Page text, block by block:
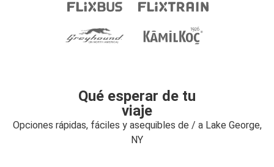
Qué esperar de tu
viaje
Opciones rápidas, fáciles y asequibles de / a Lake George,
NY